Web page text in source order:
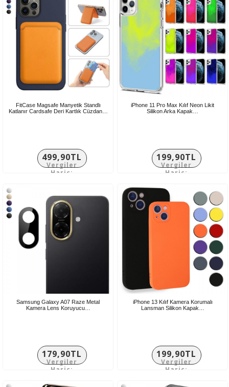
FitCase Magsafe Manyetik Standlı
Katlanır Cardsafe Deri Kartlık Cüzdan…
499,90TL
Vergiler
Hariç:
iPhone 11 Pro Max Kılıf Neon Likit
Silikon Arka Kapak…
199,90TL
Vergiler
Hariç:
Samsung Galaxy A07 Raze Metal
Kamera Lens Koruyucu…
179,90TL
Vergiler
Hariç:
iPhone 13 Kılıf Kamera Korumalı
Lansman Silikon Kapak…
199,90TL
Vergiler
Hariç: